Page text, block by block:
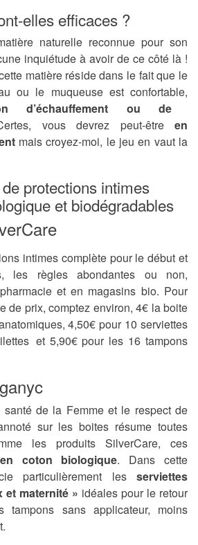
elles efficaces ?
naturelle reconnue pour son
inquiétude à avoir de ce côté là !
matière réside dans le fait que le
ou le muqueuse est confortable,
d’échauffement ou de
vous devrez peut-être en
mais croyez-moi, le jeu en vaut la
protections intimes
et biodégradables
intimes complète pour le début et
les règles abondantes ou non,
et en magasins bio. Pour
de prix, comptez environ, 4€ la boite
4,50€ pour 10 serviettes
et 5,90€ pour les 16 tampons
de la Femme et le respect de
sur les boites résume toutes
les produits SilverCare, ces
coton biologique. Dans cette
particulièrement lesserviettes
et maternité » idéales pour le retour
sans applicateur, moins